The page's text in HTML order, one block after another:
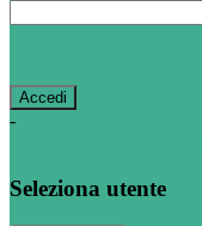
-
Seleziona utente